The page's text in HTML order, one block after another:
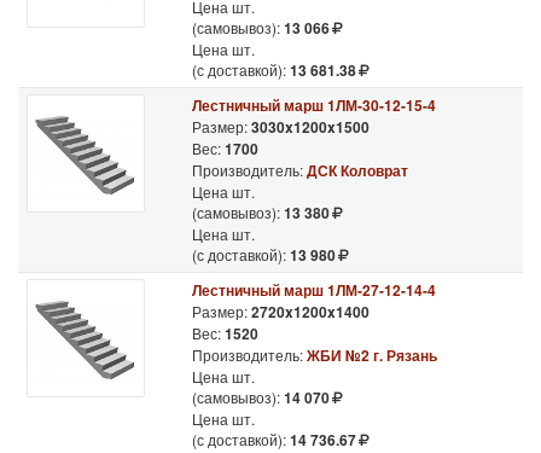
Цена шт.
(самовывоз):13 066
Цена шт.
(с доставкой):13 681.38
Лестничный марш 1ЛМ-30-12-15-4
Размер:3030x1200x1500
Вес:1700
Производитель:ДСК Коловрат
Цена шт.
(самовывоз):13 380
Цена шт.
(с доставкой):13 980
Лестничный марш 1ЛМ-27-12-14-4
Размер:2720x1200x1400
Вес:1520
Производитель:ЖБИ №2 г. Рязань
Цена шт.
(самовывоз):14 070
Цена шт.
(с доставкой):14 736.67